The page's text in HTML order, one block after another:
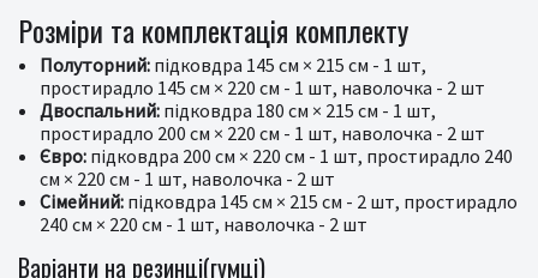
Розміри та комплектація комплекту
Полуторний: підковдра 145 см × 215 см - 1 шт,
простирадло 145 см × 220 см - 1 шт, наволочка - 2 шт
Двоспальний: підковдра 180 см × 215 см - 1 шт,
простирадло 200 см × 220 см - 1 шт, наволочка - 2 шт
Євро: підковдра 200 см × 220 см - 1 шт, простирадло 240
см × 220 см - 1 шт, наволочка - 2 шт
Сімейний: підковдра 145 см × 215 см - 2 шт, простирадло
240 см × 220 см - 1 шт, наволочка - 2 шт
Варіанти на резинці(гумці)